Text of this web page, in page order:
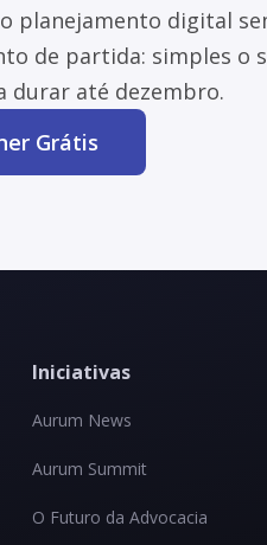
planejamento digital
de partida: simples o
durar até dezembro.
Grátis
Iniciativas
Aurum News
Aurum Summit
O Futuro da Advocacia